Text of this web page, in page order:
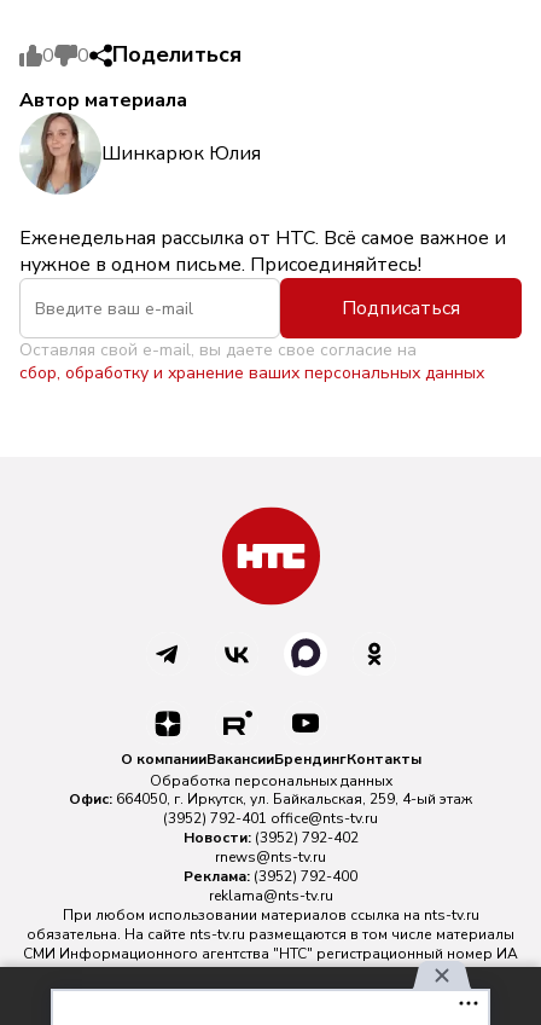
0 0 Поделиться
Автор материала
Шинкарюк Юлия
Еженедельная рассылка от НТС. Всё самое важное и
нужное в одном письме. Присоединяйтесь!
Подписаться
Оставляя свой e-mail, вы даете свое согласие на
сбор, обработку и хранение ваших персональных данных
О компанииВакансииБрендингКонтакты
Обработка персональных данных
Офис: 664050, г. Иркутск, ул. Байкальская, 259, 4-ый этаж
(3952) 792-401 office@nts-tv.ru
Новости: (3952) 792-402
rnews@nts-tv.ru
Реклама: (3952) 792-400
reklama@nts-tv.ru
При любом использовании материалов ссылка на nts-tv.ru
обязательна. На сайте nts-tv.ru размещаются в том числе материалы
СМИ Информационного агентства "НТС" регистрационный номер ИА
№ ФС 77 - 88763 зарегистрировано Федеральной службой по
надзору в сфере связи, информационных технологий и массовых